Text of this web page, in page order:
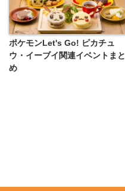
ポケモンLet's Go! ピカチュ
ウ・イーブイ関連イベントまと
め